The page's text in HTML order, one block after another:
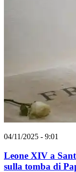
04/11/2025 - 9:01
Leone XIV a
sulla tomba di